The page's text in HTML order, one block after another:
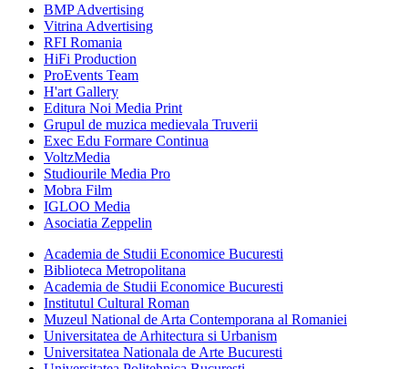
BMP Advertising
Vitrina Advertising
RFI Romania
HiFi Production
ProEvents Team
H'art Gallery
Editura Noi Media Print
Grupul de muzica medievala Truverii
Exec Edu Formare Continua
VoltzMedia
Studiourile Media Pro
Mobra Film
IGLOO Media
Asociatia Zeppelin
Academia de Studii Economice Bucuresti
Biblioteca Metropolitana
Academia de Studii Economice Bucuresti
Institutul Cultural Roman
Muzeul National de Arta Contemporana al Romaniei
Universitatea de Arhitectura si Urbanism
Universitatea Nationala de Arte Bucuresti